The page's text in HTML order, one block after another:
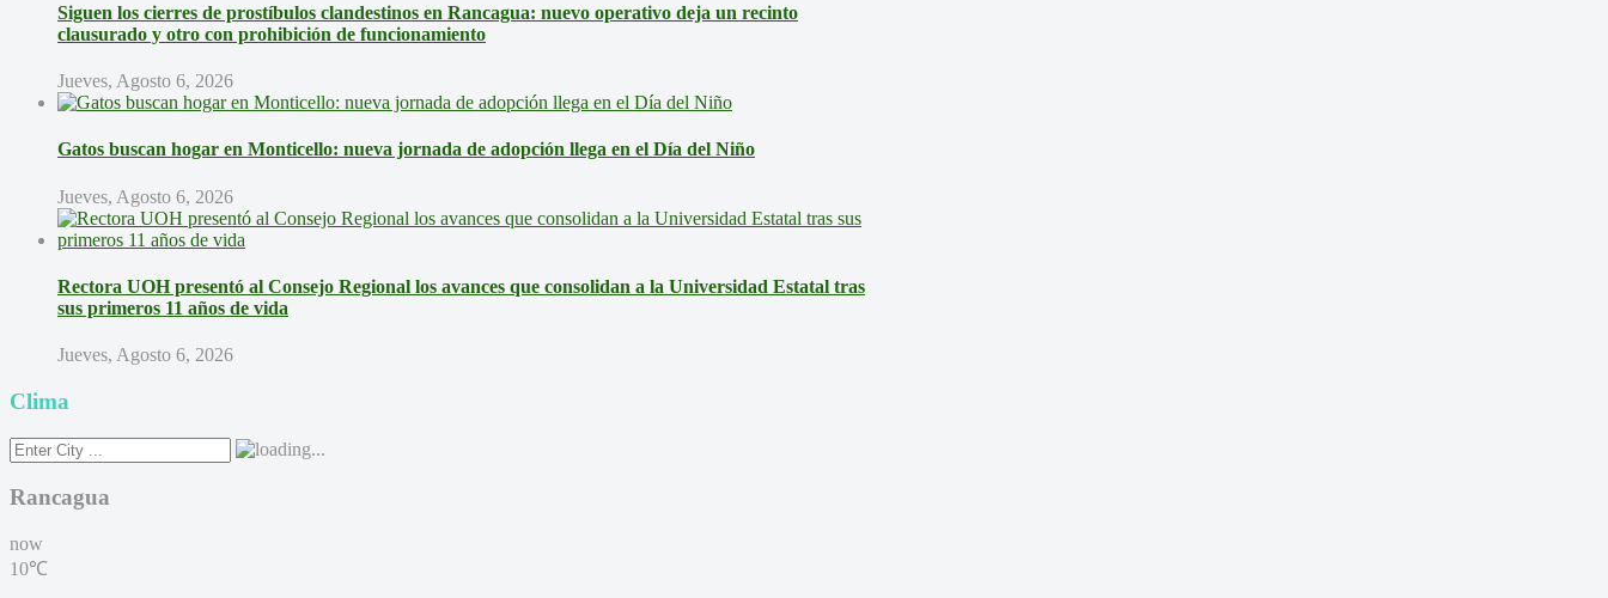
Siguen los cierres de prostíbulos clandestinos en Rancagua: nuevo operativo deja un recinto
clausurado y otro con prohibición de funcionamiento
Jueves, Agosto 6, 2026
Gatos buscan hogar en Monticello: nueva jornada de adopción llega en el Día del Niño
Jueves, Agosto 6, 2026
Rectora UOH presentó al Consejo Regional los avances que consolidan a la Universidad Estatal tras
sus primeros 11 años de vida
Jueves, Agosto 6, 2026
Clima
Rancagua
now
10℃